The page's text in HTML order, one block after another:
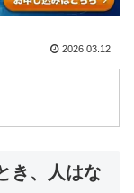
2026.03.12
き、人はな